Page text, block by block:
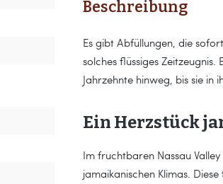
Beschreibung
Es gibt Abfüllungen, die
solches flüssiges
Jahrzehnte hinweg, bis sie in
Ein Herzstück
Im fruchtbaren Nassau
jamaikanischen Klimas. Diese